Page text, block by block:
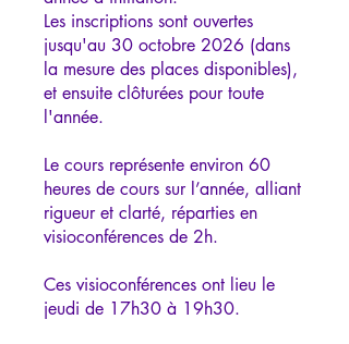
Les inscriptions sont ouvertes
jusqu'au 30 octobre 2026 (dans
la mesure des places disponibles),
et ensuite clôturées pour toute
l'année.
Le cours représente environ 60
heures de cours sur l’année, alliant
rigueur et clarté, réparties en
visioconférences de 2h.
Ces visioconférences ont lieu le
jeudi de 17h30 à 19h30.